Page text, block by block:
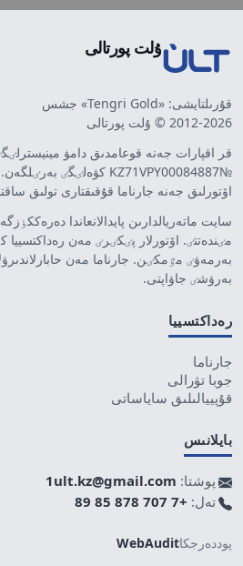
ۇلت پورتالى
قۇرىلتايشى: «Tengri Gold» جشس
2012-2026 © ۇلت پورتالى
قر اقپارات جەنە قوعامدىق دامۋ
№KZ71VPY00084887 كۋەلٸگٸ بەرٸلگەن.
اۆتورلىق جەنە جارناما قۇقىقتارى تولىق
سايت ماتەريالدارىن پايدالانعاندا
مٸندەتتٸ. اۆتورلار پٸكٸرٸ مەن
بەرمەۋٸ مٷمكٸن. جارناما مەن
بەرۋشٸ جاۋاپتى.
رەداكتسييا
جارناما
جوبا تۋرالى
قۇپييالىلىق ساياساتى
بايلانىس
پوشتا: 1ult.kz@gmail.com
تەل: +7 707 878 85 89
پوددەرجكاWebAudit